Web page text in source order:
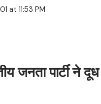
at 11:53 PM
जनता पार्टी ने